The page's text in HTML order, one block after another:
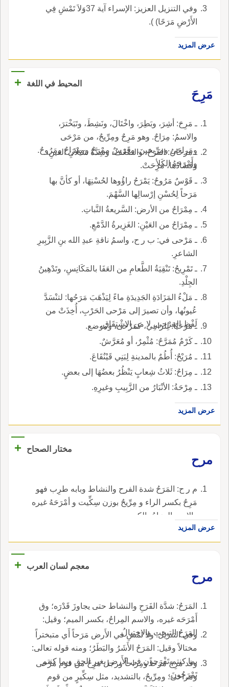
وفي التنزيل العزيز: الإسراء آية 37وَلاَ تَمْشِ فِي
الأَرْضِ مَرَحًا) ).
عرض المزيد
المحيط في اللغة
+
مَرِحَ
ـ مَرِحَ: أشِرَ، وبَطِرَ، واخْتَالَ، ونَشِطَ، وتَبَخْترَ،
والاسمُ: مِرَاحٌ. وهو مَرِحٌ ومِرِّيحٌ، من مَرْحَى
ومَراحَى ومِرِّيحينَ. وفَرَسٌ مِمْرَحٌ ومِمْرَاحٌ ومَرُوحٌ.
وأَمْرَحَهُ الكَلأ.
ـ مَرَحانُ: الفَرَحُ، والضَّعْفُ، وشِدَّةُ سَيَلاَنِ العينِ،
وفَسَادُها، مَرِحَتْ.
ـ قَوْسٌ مَرُوحٌ: يَمْرَحُ راؤُوها لحُسْنِهَا، أو كأنَّ بها
مَرَحاً لِحُسْنِ إرْسالِها السَّهْمَ.
ـ مِمْرَاحُ من الأرض: السَّريعةُ النَّباتِ.
ـ مِمْرَاحُ من العَيْنِ: الغَزِيرةُ الدَّمْعِ.
ـ مَرْحى في: ب ر ح، واسمُ ناقةِ عبدِ الله بنِ الزَّبِيرِ
الشاعرِ.
ـ تَمْرِيحُ: تَنْقِيَةُ الطَّعامِ من العَفَا بالمَكَانِسِ، وتَدْهِينُ
الجِلْدِ.
ـ مَلْءُ المَزَادَةِ الجَدِيدَةِ ماءً لِيَذْهَبَ مَرَحُها: لتنْسَدَّ
عُيونُها، وأن تصيرَ إلى مَرْحى الحَرْبِ، أُخِذَتْ من
لَفْظِ المَرْحى، لا من الاشْتِقَاقِ.
ـ مَرَحَيّا: لِلرامِي، كمَرْحى، وموضع.
ـ كَرْمٌ مُمَرَّحٌ: مُثْمِرٌ، أو مُعَرَّشٌ.
ـ مُرَيْحٌ: أُطُمٌ بالمدينةِ لِبَنِي قَيْنُقَاعَ.
ـ مِرَاحٌ: ثَلاثُ شِعابٍ يَنْظُرُ بعضُهَا إلى بعضٍ.
ـ مِرْحَةُ: الأنْبَارُ من الزَّبِيبِ وغيرِهِ.
عرض المزيد
مختار الصحاح
+
مرح
م ر ح: المَرَحُ شدة الفرح والنشاط وبابه طرِب فهو
مَرِحٌ بكسر الراء و مِرِّيحٌ بوزن سِكِّيت و أمْرَحَهُ غيره
والاسم المِرَاحُ بالكسر.
عرض المزيد
معجم لسان العرب
+
مرح
المَرَحُ: شدَّة الفَرَحِ والنشاط حتى يجاوزَ قَدْرَه؛ وق
أَمْرَحَه غيره، والاسم المِراحُ، بكسر الميم؛ وقيل:
المَرَحُ التبخت والاختيالُ.
وفي التنزيل: ولا تَمْشِ في الأَرض مَرَحاً أَي متبختراً
مختالاً وقيل: المَرَحُ الأَشَرُ والبَطَرُ؛ ومنه قوله تعالى:
بما كنتم تَفْرَحون في الأَرض بغير الحق وبما كنتم
تَمْرَحُونَ.
وقد مَرِحَ مَرَحاً ومِراحاً ورجل مَرِحٌ من قوم مَرْحى
ومَراحى؛ ومِرِّيحٌ، بالتشديد، مثل سِكِّيرٍ من قوم